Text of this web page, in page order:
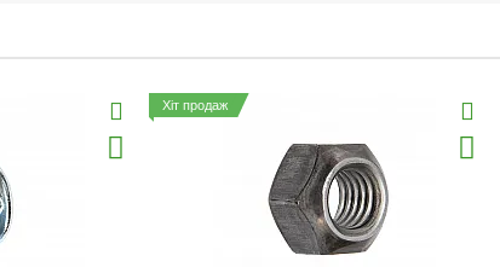
Хіт продаж